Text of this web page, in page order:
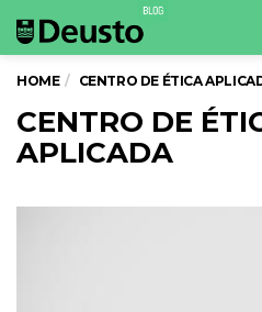
HOME CENTRO DE ÉTICA
CENTRO DE
APLICADA